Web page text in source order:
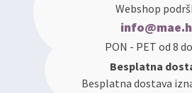
Webshop
PON - PET od 8
Besplatna
Besplatna dostava